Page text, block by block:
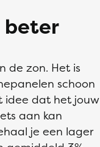
beter
de zon. Het is
schoon
idee dat het jouw
aan kan
je een lager